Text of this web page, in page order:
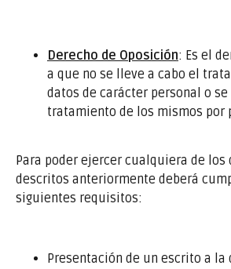
Derecho de Oposición: Es el
a que no se lleve a cabo el
datos de carácter personal o se
tratamiento de los mismos por
Para poder ejercer cualquiera de los
descritos anteriormente deberá
siguientes requisitos:
Presentación de un escrito a la